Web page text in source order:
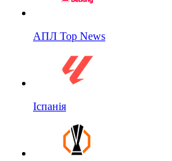
АПЛ Top News
Іспанія